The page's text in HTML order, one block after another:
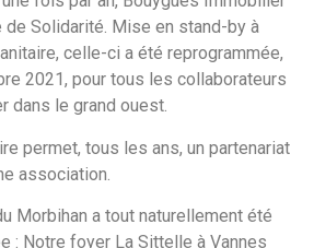
de Solidarité. Mise en stand-by à
celle-ci a été reprogrammée,
2021, pour tous les collaborateurs
dans le grand ouest.
permet, tous les ans, un partenariat
association.
Morbihan a tout naturellement été
: Notre foyer La Sittelle à Vannes